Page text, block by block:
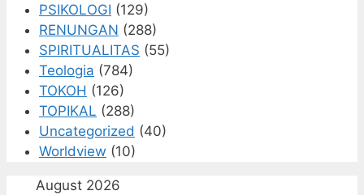
PSIKOLOGI (129)
RENUNGAN (288)
SPIRITUALITAS (55)
Teologia (784)
TOKOH (126)
TOPIKAL (288)
Uncategorized (40)
Worldview (10)
August 2026